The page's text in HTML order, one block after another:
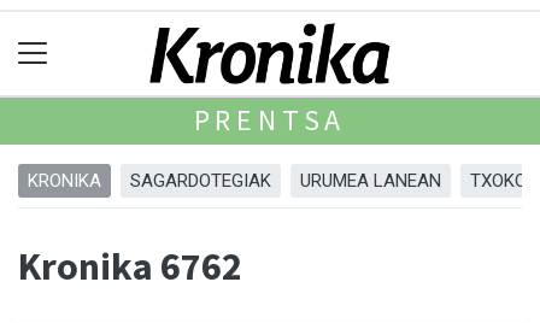
PRENTSA
KRONIKA SAGARDOTEGIAK URUMEA LANEAN
Kronika 6762